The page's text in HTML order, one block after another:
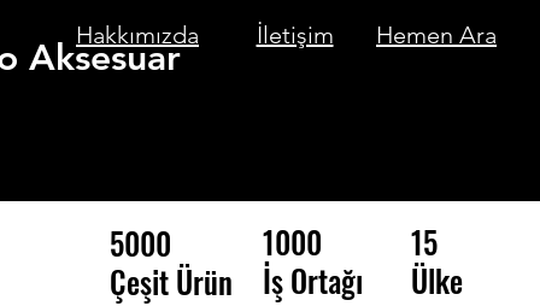
Aksesuar
Hakkımızda İletişim Hemen Ara
5000
Çeşit Ürün
1000
İş Ortağı
15
Ülke